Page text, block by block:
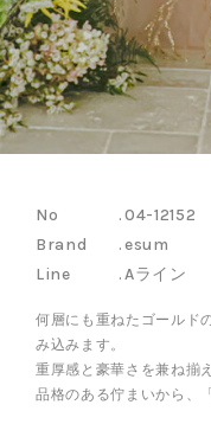
04-12152
esum
Aライン
何層にも重ねたゴールド
み込みます。
重厚感と豪華さを兼ね揃
品格のある佇まいから、